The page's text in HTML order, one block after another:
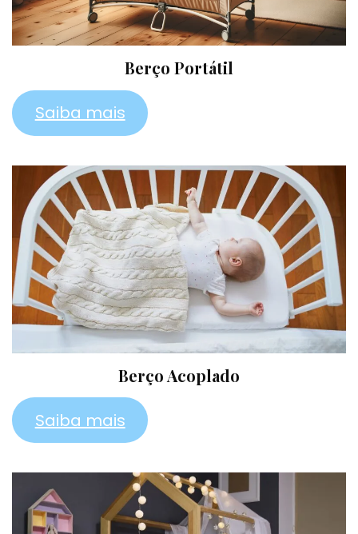
Berço Portátil
Saiba mais
Berço Acoplado
Saiba mais